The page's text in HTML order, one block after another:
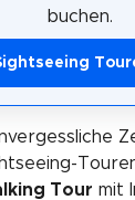
buchen.
Tour mit